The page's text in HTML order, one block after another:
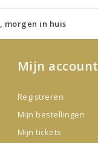
morgen in huis
Mijn account
Registreren
Mijn bestellingen
Mijn tickets